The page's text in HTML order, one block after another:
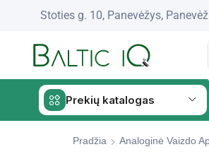
Stoties g. 10, Panevėžys,
Prekių katalogas
Pradžia Analoginė Vaizdo